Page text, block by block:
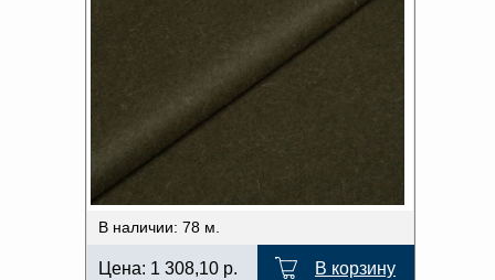
В наличии: 78 м.
Цена: 1 308,10 р. В корзину